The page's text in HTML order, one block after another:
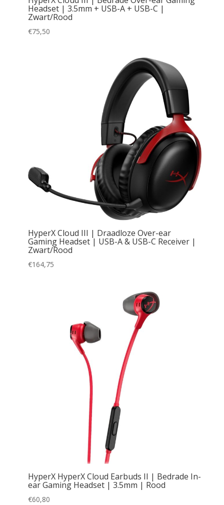
Headset | 3.5mm + USB-A + USB-C |
Zwart/Rood
€75,50
HyperX Cloud III | Draadloze Over-ear
Gaming Headset | USB-A & USB-C Receiver |
Zwart/Rood
€164,75
HyperX HyperX Cloud Earbuds II | Bedrade In-
ear Gaming Headset | 3.5mm | Rood
€60,80